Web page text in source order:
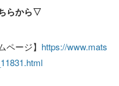
らから▽
ページ】 https://www.mats